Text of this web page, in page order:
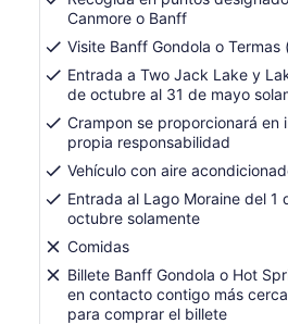
Canmore o Banff
Visite Banff Gondola o Termas
Entrada a Two Jack Lake y
de octubre al 31 de mayo
Crampon se proporcionará en
propia responsabilidad
Vehículo con aire
Entrada al Lago Moraine del 1
octubre solamente
Comidas
Billete Banff Gondola o Hot
en contacto contigo más
para comprar el billete